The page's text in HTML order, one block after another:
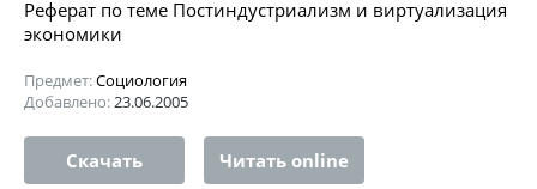
Реферат по теме Постиндустриализм и виртуализация
экономики
Предмет:Социология
Добавлено:23.06.2005
Скачать Читать online